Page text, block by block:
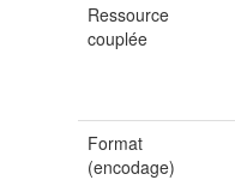
Ressource
couplée
Format
(encodage)